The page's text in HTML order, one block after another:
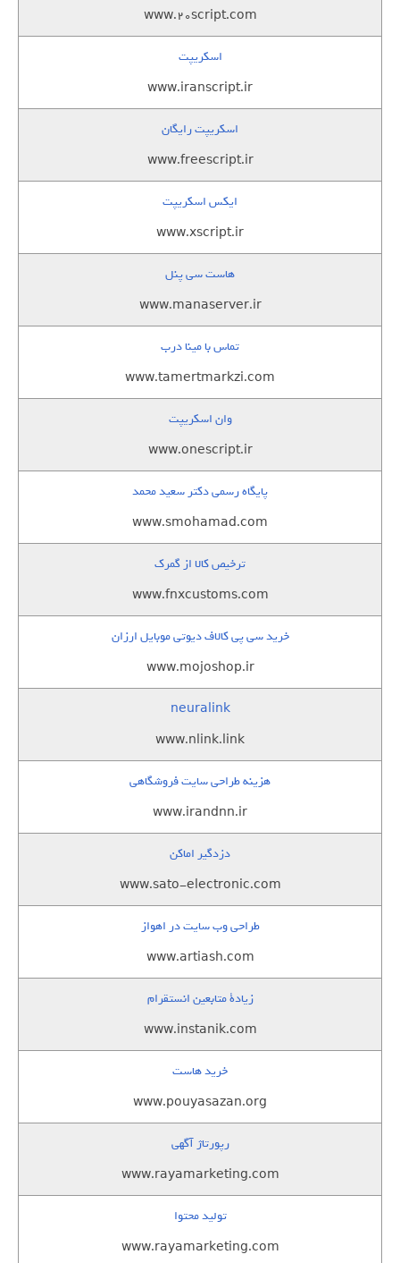
www.20script.com
اسکریپت
www.iranscript.ir
اسکریپت رایگان
www.freescript.ir
ایکس اسکریپت
www.xscript.ir
هاست سی پنل
www.manaserver.ir
تماس با مینا درب
www.tamertmarkzi.com
وان اسکریپت
www.onescript.ir
پایگاه رسمی دکتر سعید محمد
www.smohamad.com
ترخیص کالا از گمرک
www.fnxcustoms.com
خرید سی پی کالاف دیوتی موبایل ارزان
www.mojoshop.ir
neuralink
www.nlink.link
هزینه طراحی سایت فروشگاهی
www.irandnn.ir
دزدگیر اماکن
www.sato-electronic.com
طراحی وب سایت در اهواز
www.artiash.com
زيادة متابعين انستقرام
www.instanik.com
خرید هاست
www.pouyasazan.org
رپورتاژ آگهی
www.rayamarketing.com
تولید محتوا
www.rayamarketing.com